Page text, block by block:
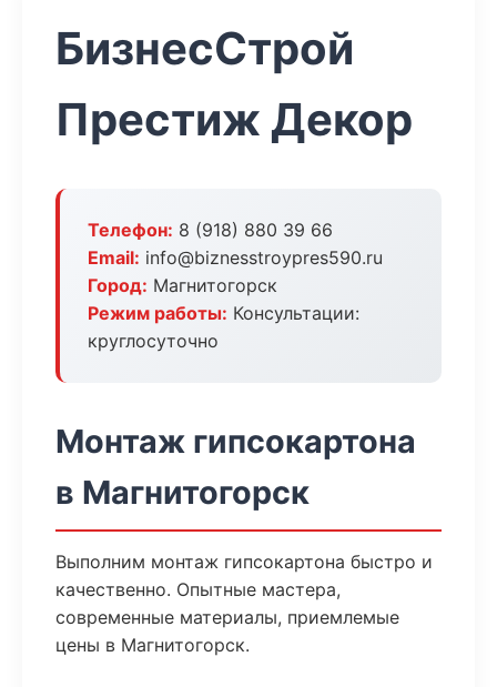
БизнесСтрой
Престиж Декор
Телефон: 8 (918) 880 39 66
Email: info@biznesstroypres590.ru
Город: Магнитогорск
Режим работы: Консультации:
круглосуточно
Монтаж гипсокартона
в Магнитогорск
Выполним монтаж гипсокартона быстро и
качественно. Опытные мастера,
современные материалы, приемлемые
цены в Магнитогорск.